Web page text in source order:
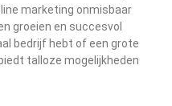
marketing onmisbaar
groeien en succesvol
bedrijf hebt of een grote
talloze mogelijkheden